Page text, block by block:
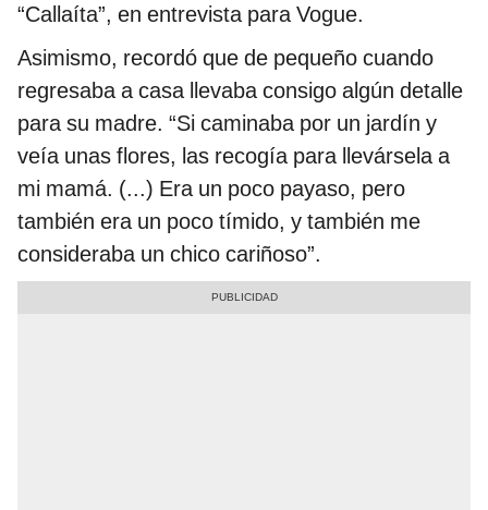
“Callaíta”, en entrevista para Vogue.
Asimismo, recordó que de pequeño cuando
regresaba a casa llevaba consigo algún detalle
para su madre. “Si caminaba por un jardín y
veía unas flores, las recogía para llevársela a
mi mamá. (...) Era un poco payaso, pero
también era un poco tímido, y también me
consideraba un chico cariñoso”.